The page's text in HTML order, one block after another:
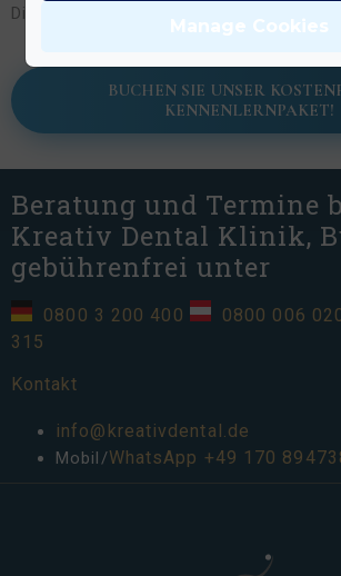
Die aktuellen Preise für Kronen finden
BUCHEN SIE UNSER
KENNENLERNPAKET!
Beratung und Termine
Kreativ Dental Klinik,
gebührenfrei unter
0800 3 200 400 0800 006
315
Kontakt
info@kreativdental.de
Mobil/WhatsApp +49 170
Manage Cookies